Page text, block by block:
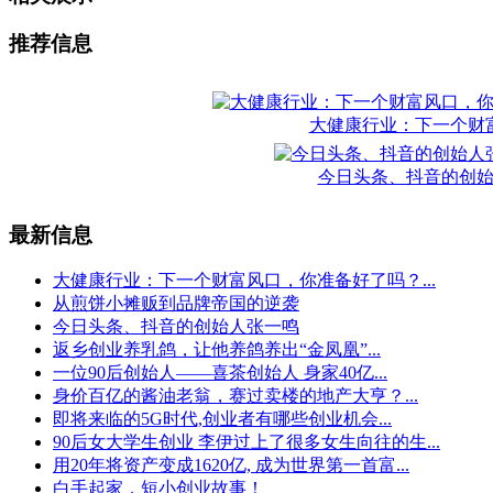
推荐信息
大健康行业：下一个财
今日头条、抖音的创始
最新信息
大健康行业：下一个财富风口，你准备好了吗？...
从煎饼小摊贩到品牌帝国的逆袭
今日头条、抖音的创始人张一鸣
返乡创业养乳鸽，让他养鸽养出“金凤凰”...
一位90后创始人——喜茶创始人 身家40亿...
身价百亿的酱油老翁，赛过卖楼的地产大亨？...
即将来临的5G时代,创业者有哪些创业机会...
90后女大学生创业 李伊过上了很多女生向往的生...
用20年将资产变成1620亿, 成为世界第一首富...
白手起家，短小创业故事！